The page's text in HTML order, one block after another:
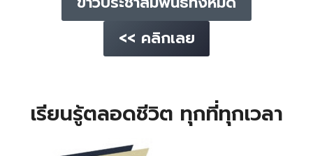
<< คลิกเลย
เรียนรู้ตลอดชีวิต ทุกที่ทุกเวลา